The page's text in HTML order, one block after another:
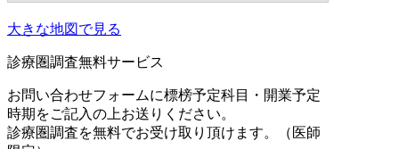
大きな地図で見る
診療圏調査無料サービス
お問い合わせフォームに標榜予定科目・開業予定
時期をご記入の上お送りください。
診療圏調査を無料でお受け取り頂けます。（医師